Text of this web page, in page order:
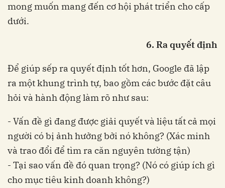
mong muốn mang đến cơ hội phát triển cho cấp
dưới.
6. Ra quyết định
Để giúp sếp ra quyết định tốt hơn, Google đã lập
ra một khung trình tự, bao gồm các bước đặt câu
hỏi và hành động làm rõ như sau:
- Vấn đề gì đang được giải quyết và liệu tất cả mọi
người có bị ảnh hưởng bởi nó không? (Xác minh
và trao đổi để tìm ra căn nguyên tường tận)
- Tại sao vấn đề đó quan trọng? (Nó có giúp ích gì
cho mục tiêu kinh doanh không?)